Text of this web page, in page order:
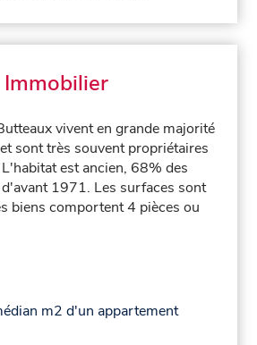
Immobilier
vivent en grande majorité
sont très souvent propriétaires
est ancien, 68% des
1971. Les surfaces sont
biens comportent 4 pièces ou
m2 d'un appartement